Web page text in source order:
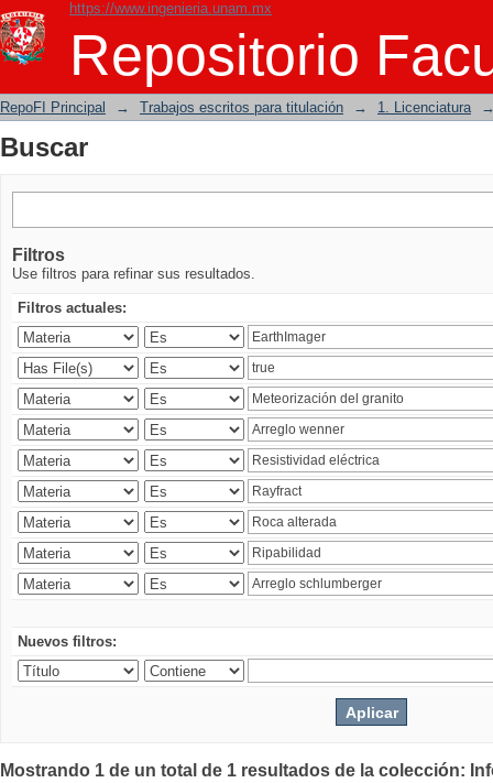
https://www.ingenieria.unam.mx
Repositorio
Buscar
RepoFI Principal → Trabajos escritos para titulación → 1. Licenciatura
Buscar
Filtros
Use filtros para refinar sus resultados.
Filtros actuales:
Nuevos filtros:
Mostrando 1 de un total de 1 resultados de la colección: